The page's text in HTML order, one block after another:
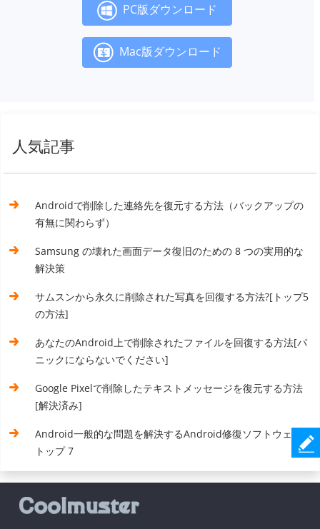
PC版ダウンロード
Mac版ダウンロード
人気記事
Androidで削除した連絡先を復元する方法（バックアップの
有無に関わらず）
Samsung の壊れた画面データ復旧のための 8 つの実用的な
解決策
サムスンから永久に削除された写真を回復する方法?[トップ5
の方法]
あなたのAndroid上で削除されたファイルを回復する方法[パ
ニックにならないでください]
Google Pixelで削除したテキストメッセージを復元する方法
[解決済み]
Android一般的な問題を解決するAndroid修復ソフトウェア
トップ 7